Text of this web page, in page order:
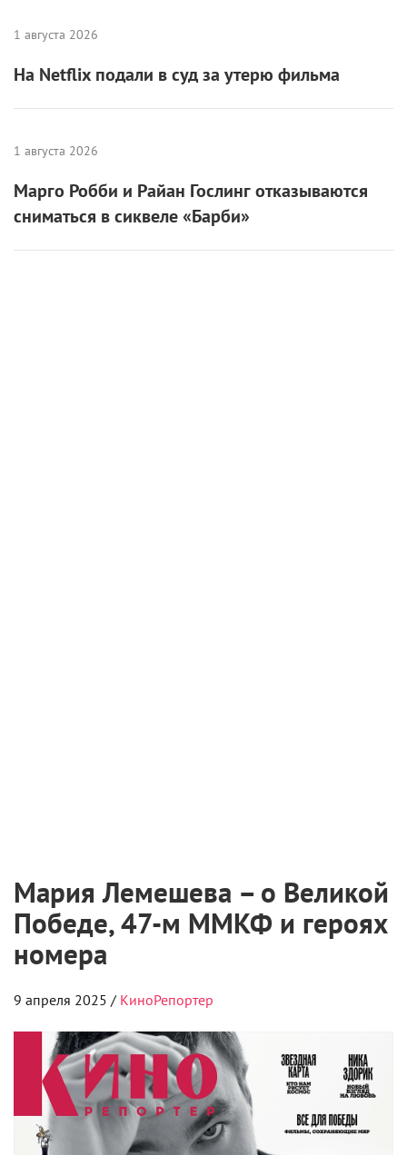
1 августа 2026
На Netflix подали в суд за утерю фильма
1 августа 2026
Марго Робби и Райан Гослинг отказываются
сниматься в сиквеле «Барби»
Мария Лемешева – о Великой
Победе, 47-м ММКФ и героях
номера
9 апреля 2025 / КиноРепортер